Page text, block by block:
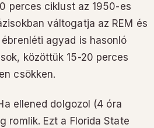
perces ciklust az 1950-es
váltogatja az REM és
agyad is hasonló
közöttük 15-20 perces
csökken.
ellened dolgozol (4 óra
romlik. Ezt a Florida State